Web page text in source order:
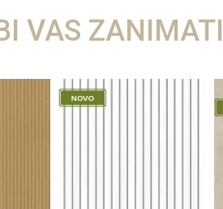
VAS ZANIMATI